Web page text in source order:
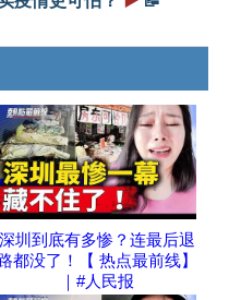
深圳到底有多惨？连最后退
都没了！【 热点最前线】
｜#人民报